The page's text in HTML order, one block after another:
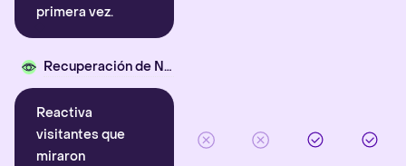
primera vez.
Recuperación de Navegación
Reactiva
visitantes que
miraron